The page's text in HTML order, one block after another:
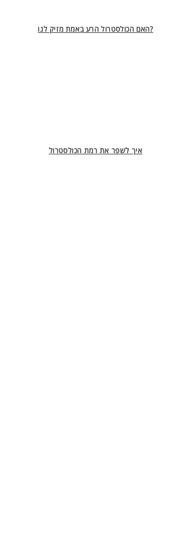
האם הכולסטרול הרע באמת מזיק לנו?
איך לשפר את רמת הכולסטרול